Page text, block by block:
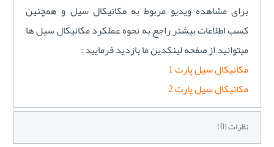
برای مشاهده ویدیو مربوط به مکانیکال سیل و همچنین
کسب اطلاعات بیشتر راجع به نحوه عملکرد مکانیکال سیل ها
میتوانید از صفحه لینکدین ما بازدید فرمایید :
مکانیکال سیل پارت 1
مکانیکال سیل پارت 2
نظرات (0)